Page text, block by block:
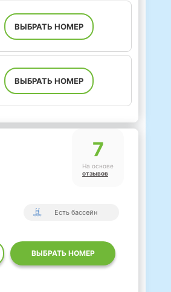
ВЫБРАТЬ НОМЕР
ВЫБРАТЬ НОМЕР
7
На основе
отзывов
Есть бассейн
ВЫБРАТЬ НОМЕР